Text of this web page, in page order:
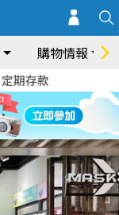
購物情報
定期存款